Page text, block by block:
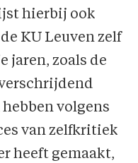
hierbij ook
KU Leuven zelf
jaren, zoals de
volgens
van zelfkritiek
heeft gemaakt,